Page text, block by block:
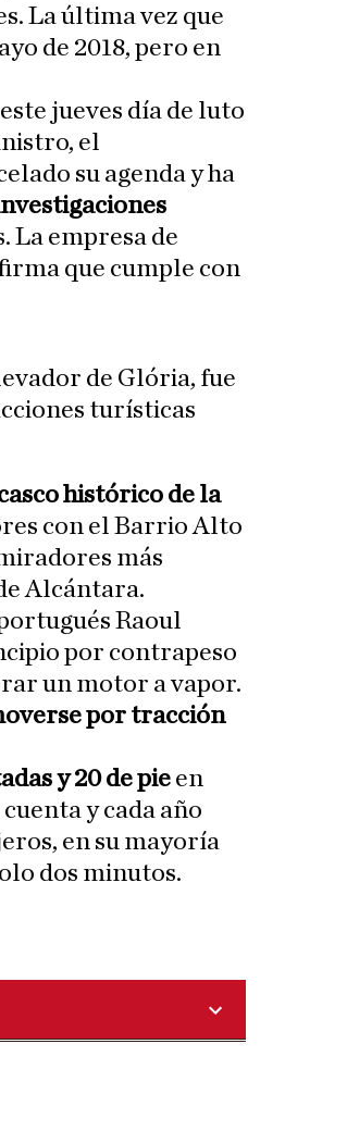
La última vez que
de 2018, pero en
jueves día de luto
el
su agenda y ha
La empresa de
que cumple con
de Glória, fue
turísticas
histórico de la
con el Barrio Alto
más
Alcántara.
Raoul
por contrapeso
un motor a vapor.
por tracción
y 20 de pie en
y cada año
en su mayoría
dos minutos.